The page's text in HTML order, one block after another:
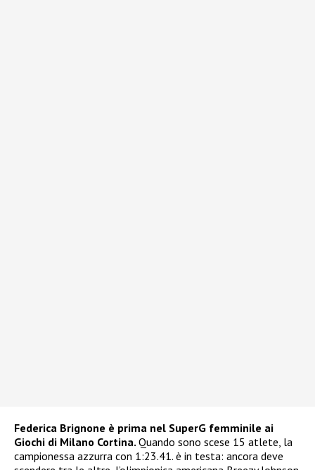
Federica Brignone è prima nel SuperG femminile ai
Giochi di Milano Cortina. Quando sono scese 15 atlete, la
campionessa azzurra con 1:23.41. è in testa: ancora deve